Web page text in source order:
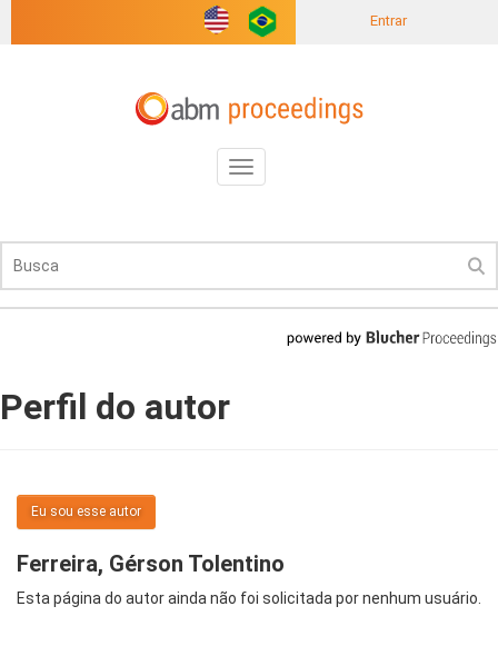
Entrar
Toggle
navigation
Perfil do autor
Eu sou esse autor
Ferreira, Gérson Tolentino
Esta página do autor ainda não foi solicitada por nenhum usuário.